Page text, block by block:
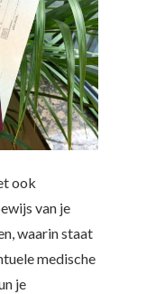
ook
van je
waarin staat
medische
je